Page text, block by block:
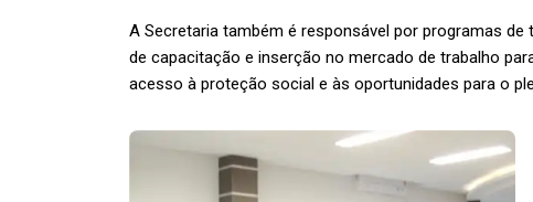
A Secretaria também é responsável por programas
de capacitação e inserção no mercado de trabalho
acesso à proteção social e às oportunidades para o